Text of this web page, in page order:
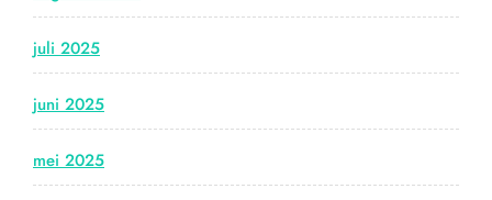
juli 2025
juni 2025
mei 2025